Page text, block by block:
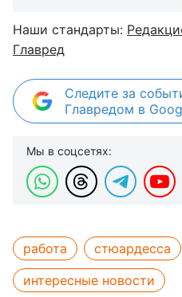
Наши стандарты:
Главред
Следите за
Главредом в
Мы в соцсетях:
работа стюардесса
интересные новости